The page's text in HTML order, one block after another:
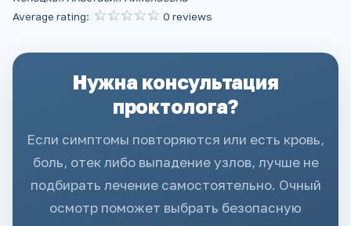
Average rating:
0 reviews
Нужна консультация
проктолога?
Если симптомы повторяются или есть кровь,
боль, отек либо выпадение узлов, лучше не
подбирать лечение самостоятельно. Очный
осмотр поможет выбрать безопасную